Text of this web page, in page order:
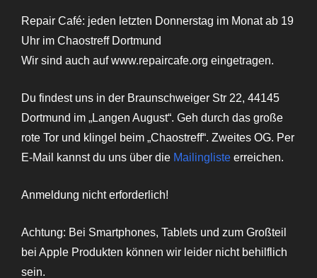
Repair Café: jeden letzten Donnerstag im Monat ab 19
Uhr im Chaostreff Dortmund
Wir sind auch auf www.repaircafe.org eingetragen.
Du findest uns in der Braunschweiger Str 22, 44145
Dortmund im „Langen August“. Geh durch das große
rote Tor und klingel beim „Chaostreff“. Zweites OG. Per
E-Mail kannst du uns über die Mailingliste erreichen.
Anmeldung nicht erforderlich!
Achtung: Bei Smartphones, Tablets und zum Großteil
bei Apple Produkten können wir leider nicht behilflich
sein.